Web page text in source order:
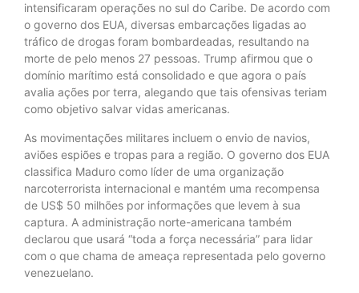
intensificaram operações no sul do Caribe. De acordo com
o governo dos EUA, diversas embarcações ligadas ao
tráfico de drogas foram bombardeadas, resultando na
morte de pelo menos 27 pessoas. Trump afirmou que o
domínio marítimo está consolidado e que agora o país
avalia ações por terra, alegando que tais ofensivas teriam
como objetivo salvar vidas americanas.
As movimentações militares incluem o envio de navios,
aviões espiões e tropas para a região. O governo dos EUA
classifica Maduro como líder de uma organização
narcoterrorista internacional e mantém uma recompensa
de US$ 50 milhões por informações que levem à sua
captura. A administração norte-americana também
declarou que usará “toda a força necessária” para lidar
com o que chama de ameaça representada pelo governo
venezuelano.